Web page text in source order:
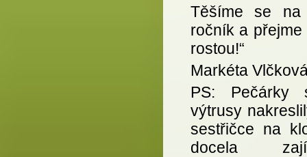
Těšíme se na
ročník a přejme
rostou!“
Markéta
PS: Pečárky
výtrusy
sestřičce na
docela